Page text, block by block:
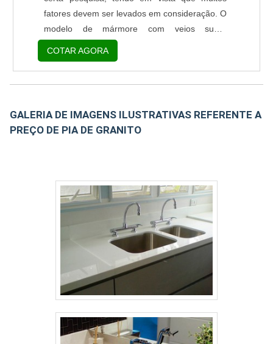
fatores devem ser levados em consideração. O
modelo de mármore com veios super
marcantes e com cores diferenciadas não é
indicado para lugares onde há incidência de
umidade e principalmente esteja próxima de
contato com tais compostos podem causar
manchas, infiltrações e até mesmo de....
COTAR AGORA
GALERIA DE IMAGENS ILUSTRATIVAS REFERENTE A
PREÇO DE PIA DE GRANITO